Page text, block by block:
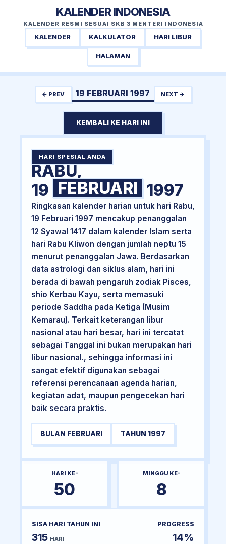
KALENDER INDONESIA
KALENDER RESMI SESUAI SKB 3 MENTERI INDONESIA
KALENDER KALKULATOR HARI LIBUR
HALAMAN
← PREV 19 FEBRUARI 1997 NEXT →
KEMBALI KE HARI INI
HARI SPESIAL ANDA
RABU,
19 FEBRUARI 1997
Ringkasan kalender harian untuk hari Rabu,
19 Februari 1997 mencakup penanggalan
12 Syawal 1417 dalam kalender Islam serta
hari Rabu Kliwon dengan jumlah neptu 15
menurut penanggalan Jawa. Berdasarkan
data astrologi dan siklus alam, hari ini
berada di bawah pengaruh zodiak Pisces,
shio Kerbau Kayu, serta memasuki
periode Saddha pada Ketiga (Musim
Kemarau). Terkait keterangan libur
nasional atau hari besar, hari ini tercatat
sebagai Tanggal ini bukan merupakan hari
libur nasional., sehingga informasi ini
sangat efektif digunakan sebagai
referensi perencanaan agenda harian,
kegiatan adat, maupun pengecekan hari
baik secara praktis.
BULAN FEBRUARI TAHUN 1997
HARI KE-
50
MINGGU KE-
8
SISA HARI TAHUN INI
315 HARI
PROGRESS
14%